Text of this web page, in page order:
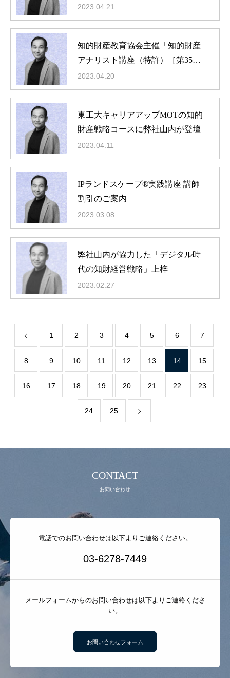
威」が紹介されました
2023.04.21
知的財産教育協会主催「知的財産
アナリスト講座（特許）［第35
期］」に弊社山内が登壇
2023.04.20
東工大キャリアアップMOTの知的
財産戦略コースに弊社山内が登壇
2023.04.11
IPランドスケープ®実践講座 講師
割引のご案内
2023.03.08
弊社山内が協力した「デジタル時
代の知財経営戦略」上梓
2023.02.27
1 2 3 4 5 6 7
8 9 10 11 12 13 14 15
16 17 18 19 20 21 22 23
24 25
CONTACT
お問い合わせ
電話でのお問い合わせは以下よりご連絡ください。
03-6278-7449
メールフォームからのお問い合わせは以下よりご連絡くださ
い。
お問い合わせフォーム
理念・概要
動画コンテンツ